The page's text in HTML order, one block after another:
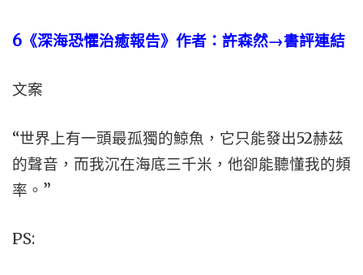
6 《深海恐懼治癒報告》作者：許森然→書評連結
文案
“世界上有一頭最孤獨的鯨魚，它只能發出52赫茲
的聲音，而我沉在海底三千米，他卻能聽懂我的頻
率。”
PS: